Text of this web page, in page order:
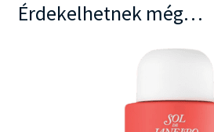
Érdekelhetnek még…